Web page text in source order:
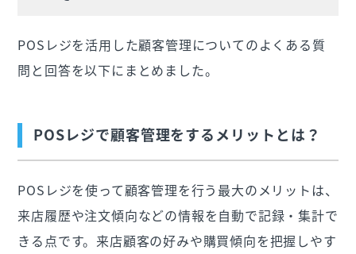
POSレジを活用した顧客管理についてのよくある質
問と回答を以下にまとめました。
POSレジで顧客管理をするメリットとは？
POSレジを使って顧客管理を行う最大のメリットは、
来店履歴や注文傾向などの情報を自動で記録・集計で
きる点です。来店顧客の好みや購買傾向を把握しやす